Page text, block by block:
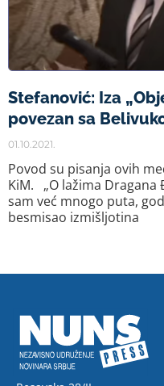
Stefanović: Iza
povezan sa
01.10.2021.
Povod su pisanja ovih
KiM. „O lažima Dragana
sam već mnogo puta,
besmisao izmišljotina